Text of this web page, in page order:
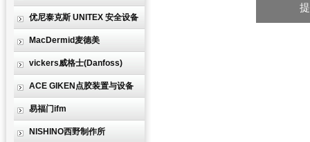
优尼泰克斯 UNITEX 安全设备
MacDermid麦德美
vickers威格士(Danfoss)
ACE GIKEN点胶装置与设备
易福门ifm
NISHINO西野制作所